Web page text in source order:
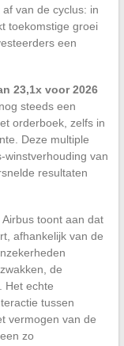
van de cyclus: in
toekomstige groei
een
23,1x voor 2026
steeds een
orderboek, zelfs in
Deze multiple
winstverhouding van
resultaten
toont aan dat
afhankelijk van de
de
Het echte
tussen
vermogen van de
zo